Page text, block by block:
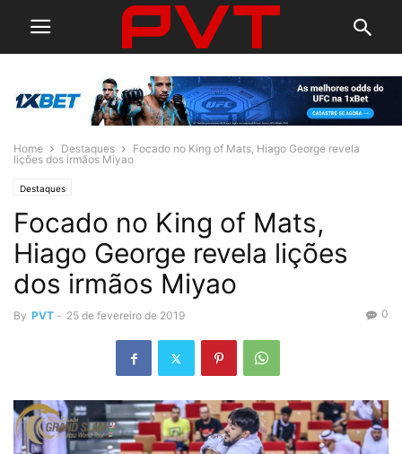
Home Destaques
Focado no King of Mats, Hiago George revela
lições dos irmãos Miyao
Destaques
Focado no King of Mats,
Hiago George revela lições
dos irmãos Miyao
By PVT - 25 de fevereiro de 2019 0